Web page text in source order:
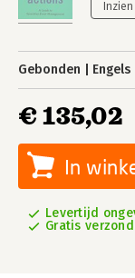
Gebonden Engels
€ 135,02
In
Levertijd
Gratis